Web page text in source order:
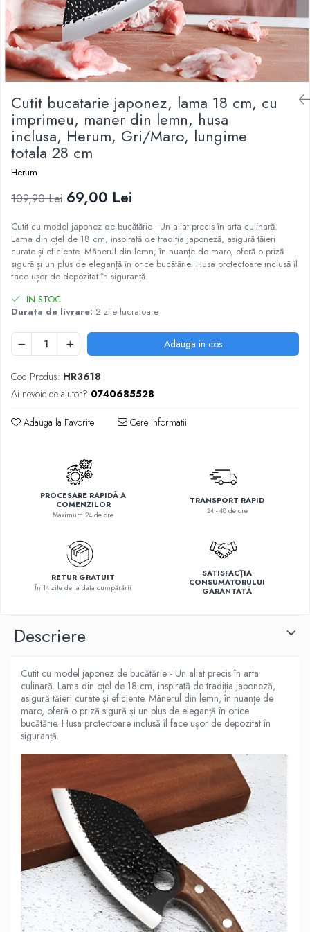
Ustensile
Cutit bucatarie japonez, lama 18 cm, cu
imprimeu, maner din lemn, husa
inclusa, Herum, Gri/Maro, lungime
totala 28 cm
Herum
109,90 Lei 69,00 Lei
Cutit cu model japonez de bucătărie - Un aliat precis în arta culinară.
Lama din oțel de 18 cm, inspirată de tradiția japoneză, asigură tăieri
curate și eficiente. Mânerul din lemn, în nuanțe de maro, oferă o priză
sigură și un plus de eleganță în orice bucătărie. Husa protectoare inclusă îl
face ușor de depozitat în siguranță.
IN STOC
Durata de livrare: 2 zile lucratoare
Adauga in cos
Cod Produs: HR3618
Ai nevoie de ajutor? 0740685528
Adauga la Favorite Cere informatii
PROCESARE RAPIDĂ A
COMENZILOR
Maximum 24 de ore
TRANSPORT RAPID
24 - 48 de ore
RETUR GRATUIT
În 14 zile de la data cumpărării
SATISFACȚIA
CONSUMATORULUI
GARANTATĂ
Descriere
Cutit cu model japonez de bucătărie - Un aliat precis în arta
culinară. Lama din oțel de 18 cm, inspirată de tradiția japoneză,
asigură tăieri curate și eficiente. Mânerul din lemn, în nuanțe de
maro, oferă o priză sigură și un plus de eleganță în orice
bucătărie. Husa protectoare inclusă îl face ușor de depozitat în
siguranță.